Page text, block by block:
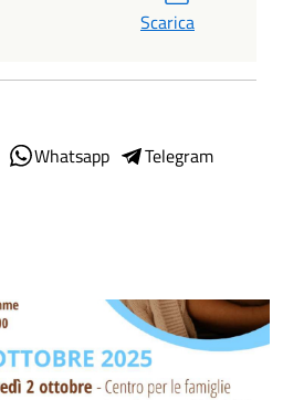
Scarica
Whatsapp
Telegram